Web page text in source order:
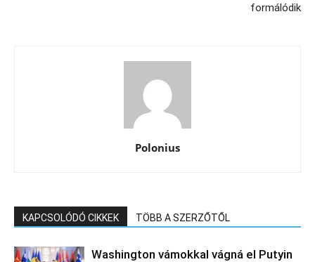
formálódik
Polonius
KAPCSOLÓDÓ CIKKEK TÖBB A SZERZŐTŐL
Washington vámokkal vágná el Putyin